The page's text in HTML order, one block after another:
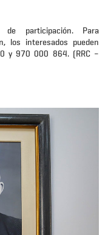
de participación. Para
los interesados pueden
y 970 000 864. (RRC –